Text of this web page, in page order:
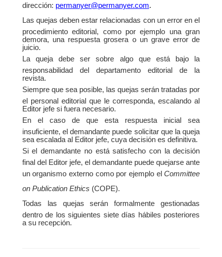
dirección: permanyer@permanyer.com.
Las quejas deben estar relacionadas con un error en el
procedimiento editorial, como por ejemplo una gran
demora, una respuesta grosera o un grave error de
juicio.
La queja debe ser sobre algo que está bajo la
responsabilidad del departamento editorial de la
revista.
Siempre que sea posible, las quejas serán tratadas por
el personal editorial que le corresponda, escalando al
Editor jefe si fuera necesario.
En el caso de que esta respuesta inicial sea
insuficiente, el demandante puede solicitar que la queja
sea escalada al Editor jefe, cuya decisión es definitiva.
Si el demandante no está satisfecho con la decisión
final del Editor jefe, el demandante puede quejarse ante
un organismo externo como por ejemplo elCommittee
on Publication Ethics (COPE).
Todas las quejas serán formalmente gestionadas
dentro de los siguientes siete días hábiles posteriores
a su recepción.